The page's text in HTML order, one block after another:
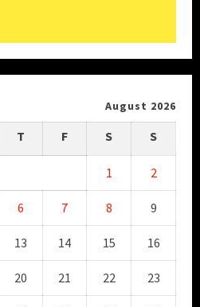
August 2026
T F S S
1 2
6 7 8 9
13 14 15 16
20 21 22 23